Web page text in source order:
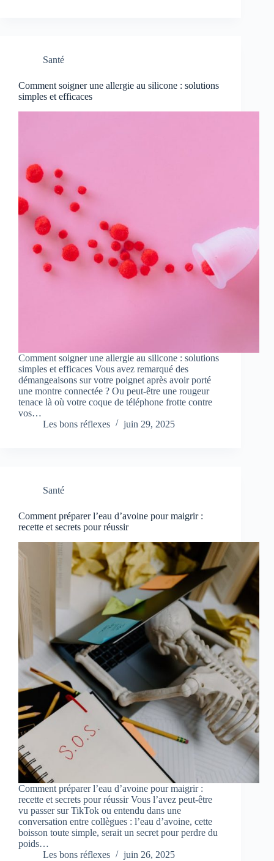
Santé
Comment soigner une allergie au silicone : solutions
simples et efficaces
Comment soigner une allergie au silicone : solutions
simples et efficaces Vous avez remarqué des
démangeaisons sur votre poignet après avoir porté
une montre connectée ? Ou peut-être une rougeur
tenace là où votre coque de téléphone frotte contre
vos…
Les bons réflexes
juin 29, 2025
Santé
Comment préparer l’eau d’avoine pour maigrir :
recette et secrets pour réussir
Comment préparer l’eau d’avoine pour maigrir :
recette et secrets pour réussir Vous l’avez peut-être
vu passer sur TikTok ou entendu dans une
conversation entre collègues : l’eau d’avoine, cette
boisson toute simple, serait un secret pour perdre du
poids…
Les bons réflexes
juin 26, 2025